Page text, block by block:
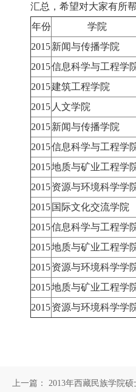
汇总，希望对大家有所
年份
学院
2015新闻与传播学院
2015信息科学与工程学
2015建筑工程学院
2015 人文学院
2015新闻与传播学院
2015信息科学与工程学
2015地质与矿业工程学
2015资源与环境科学学
2015 国际文化交流学院
2015信息科学与工程学
2015地质与矿业工程学
2015资源与环境科学学
2015地质与矿业工程学
2015资源与环境科学学
上一篇： 2013年西藏民族学院